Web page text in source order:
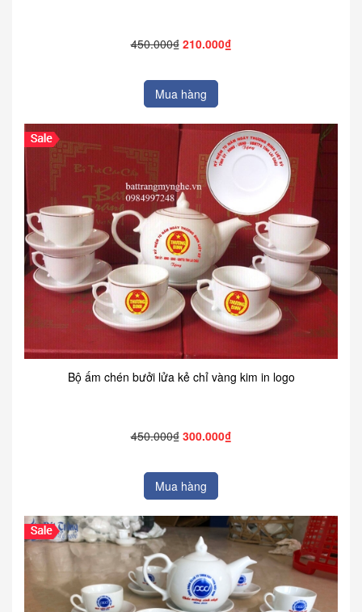
450.000₫ 210.000₫
Mua hàng
Bộ ấm chén bưởi lửa kẻ chỉ vàng kim in logo
450.000₫ 300.000₫
Mua hàng